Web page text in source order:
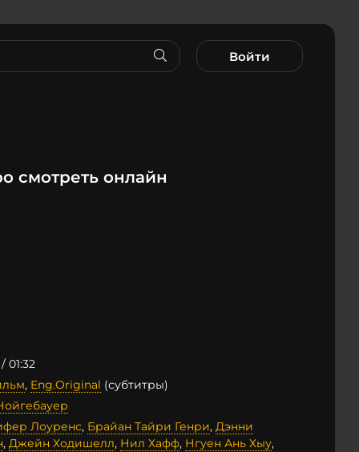
Войти
смотреть онлайн
01:32
, Eng.Original (субтитры)
Лоуренс, Брайан Тайри Генри, Дэнни
, Джейн Ходишелл, Нил Хафф, Нгуен Ань Хыу,